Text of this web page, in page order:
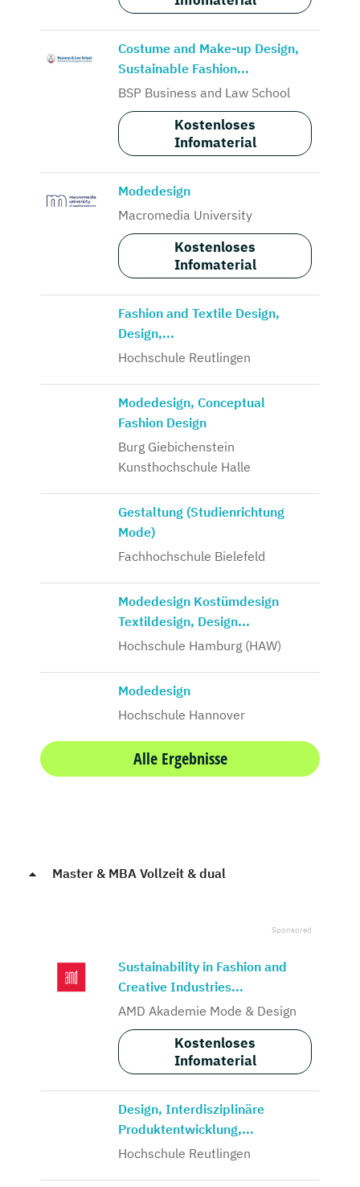
Costume and Make-up Design,
Sustainable Fashion...
BSP Business and Law School
Kostenloses
Infomaterial
Modedesign
Macromedia University
Kostenloses
Infomaterial
Fashion and Textile Design,
Design,...
Hochschule Reutlingen
Modedesign, Conceptual
Fashion Design
Burg Giebichenstein
Kunsthochschule Halle
Gestaltung (Studienrichtung
Mode)
Fachhochschule Bielefeld
Modedesign Kostümdesign
Textildesign, Design...
Hochschule Hamburg (HAW)
Modedesign
Hochschule Hannover
Alle Ergebnisse
Master & MBA Vollzeit & dual
Sustainability in Fashion and
Creative Industries...
AMD Akademie Mode & Design
Kostenloses
Infomaterial
Design, Interdisziplinäre
Produktentwicklung,...
Hochschule Reutlingen